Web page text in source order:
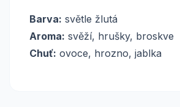
Barva: světle žlutá
Aroma: svěží, hrušky, broskve
Chuť: ovoce, hrozno, jablka